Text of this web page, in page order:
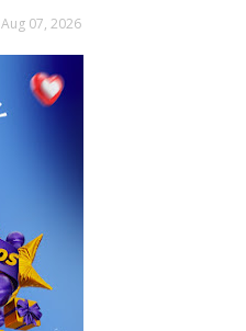
Aug 07, 2026